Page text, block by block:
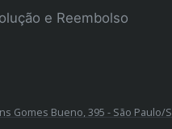
e Reembolso
Gomes Bueno, 395 - São